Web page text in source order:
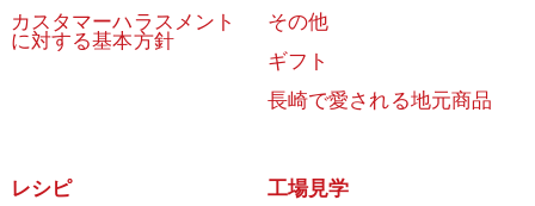
カスタマーハラスメント
に対する基本方針
その他
ギフト
長崎で愛される地元商品
レシピ 工場見学